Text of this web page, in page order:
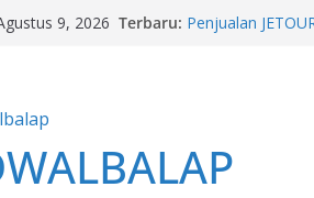
9, 2026 Terbaru: dari BMW
Bisnis Aman Jaya